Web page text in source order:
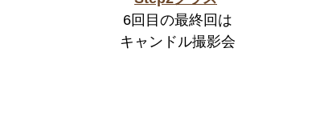
6回目の最終回は
キャンドル撮影会